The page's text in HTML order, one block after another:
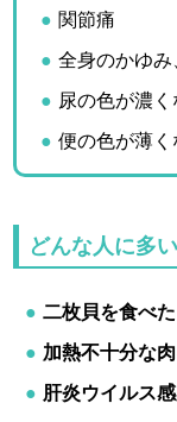
関節痛
全身のかゆ
尿の色が濃く
便の色が薄く
どんな人に多
二枚貝を食べた
加熱不十分な
肝炎ウイルス